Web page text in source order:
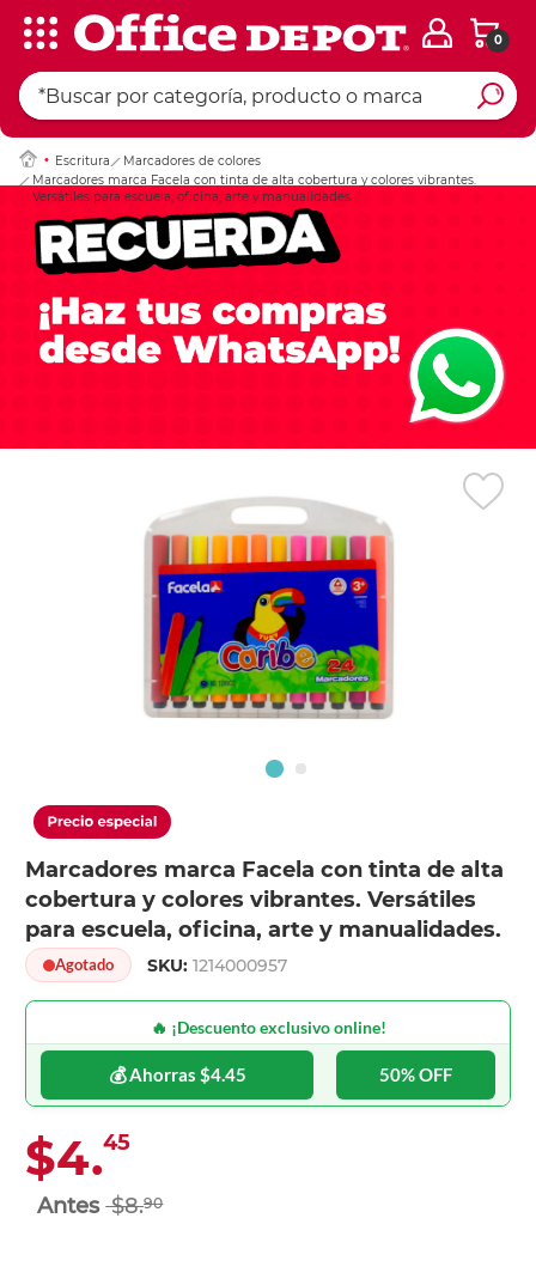
0
Escritura
Marcadores de colores
Marcadores marca Facela con tinta de alta cobertura y colores vibrantes.
Versátiles para escuela, oficina, arte y manualidades.
Marcadores marca Facela con tinta de alta
cobertura y colores vibrantes. Versátiles
para escuela, oficina, arte y manualidades.
Agotado SKU:1214000957
🔥 ¡Descuento exclusivo online!
💰 Ahorras $4.45 50% OFF
$4.45
$8.90
Ingresar Codigo